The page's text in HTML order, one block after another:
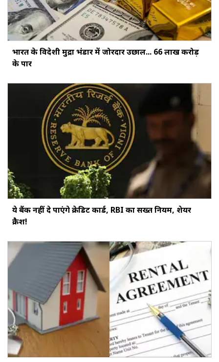
भारत के विदेशी मुद्रा भंडार में जोरदार उछाल... ₹66 लाख करोड़
के पार
ये बैंक नहीं दे पाएंगे क्रेडिट कार्ड, RBI का सख्‍त नियम, शेयर
क्रैश!